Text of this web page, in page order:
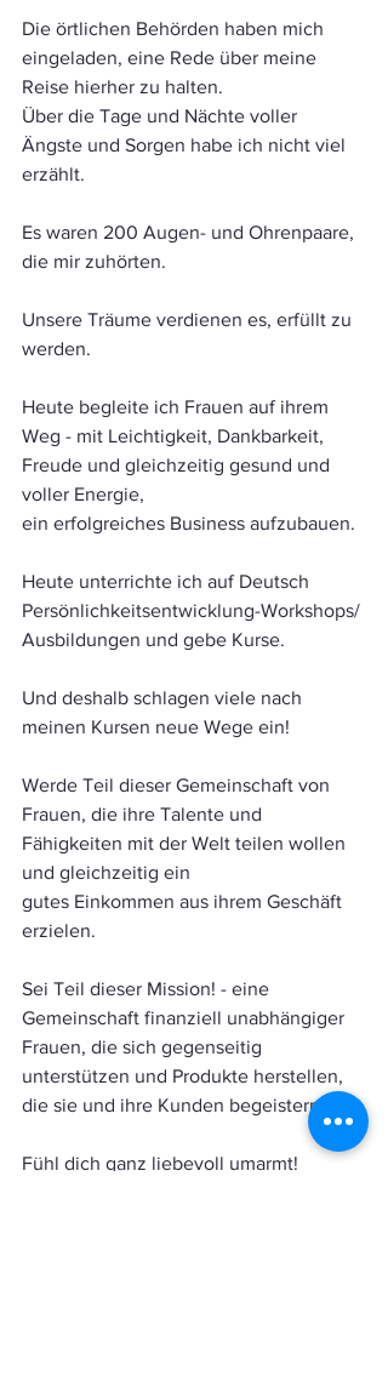
Die örtlichen Behörden haben mich
eingeladen, eine Rede über meine
Reise hierher zu halten.
Über die Tage und Nächte voller
Ängste und Sorgen habe ich nicht viel
erzählt.
Es waren 200 Augen- und Ohrenpaare,
die mir zuhörten.
Unsere Träume verdienen es, erfüllt zu
werden.
Heute begleite ich Frauen auf ihrem
Weg - mit Leichtigkeit, Dankbarkeit,
Freude und gleichzeitig gesund und
voller Energie,
ein erfolgreiches Business aufzubauen.
Heute unterrichte ich auf Deutsch
Persönlichkeitsentwicklung-Workshops/
Ausbildungen und gebe Kurse.
Und deshalb schlagen viele nach
meinen Kursen neue Wege ein!
Werde Teil dieser Gemeinschaft von
Frauen, die ihre Talente und
Fähigkeiten mit der Welt teilen wollen
und gleichzeitig ein
gutes Einkommen aus ihrem Geschäft
erzielen.
Sei Teil dieser Mission! - eine
Gemeinschaft finanziell unabhängiger
Frauen, die sich gegenseitig
unterstützen und Produkte herstellen,
die sie und ihre Kunden begeistern.
Fühl dich ganz liebevoll umarmt!